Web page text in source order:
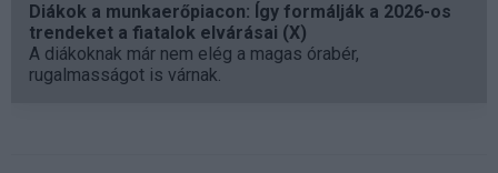
Diákok a munkaerőpiacon: Így formálják a 2026-os
trendeket a fiatalok elvárásai (X)
A diákoknak már nem elég a magas órabér,
rugalmasságot is várnak.